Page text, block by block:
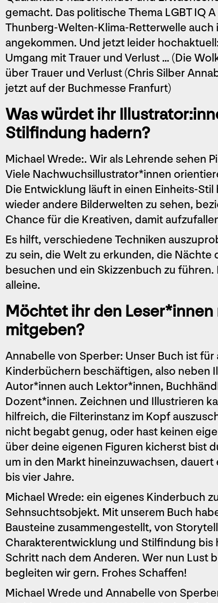
gemacht. Das politische Thema LGBT IQ
Thunberg-Welten-Klima-Retterwelle
angekommen. Und jetzt leider
Umgang mit Trauer und Verlust … (Die
über Trauer und Verlust (Chris Silber
jetzt auf der Buchmesse Franfurt)
Was würdet ihr
Stilfindung hadern?
Michael Wrede:. Wir als Lehrende sehen
Viele Nachwuchsillustrator*innen
Die Entwicklung läuft in einen Einheits-
wieder andere Bilderwelten zu sehen,
Chance für die Kreativen, damit
Es hilft, verschiedene Techniken
zu sein, die Welt zu erkunden, die Nächte
besuchen und ein Skizzenbuch zu
alleine.
Möchtet ihr den
mitgeben?
Annabelle von Sperber: Unser Buch ist
Kinderbüchern beschäftigen, also neben
Autor*innen auch Lektor*innen,
Dozent*innen. Zeichnen und Illustrieren
hilfreich, die Filterinstanz im Kopf
nicht begabt genug, oder hast keinen
über deine eigenen Figuren kicherst bist
um in den Markt hineinzuwachsen,
bis vier Jahre.
Michael Wrede: ein eigenes Kinderbuch
Sehnsuchtsobjekt. Mit unserem Buch
Bausteine zusammengestellt, von
Charakterentwicklung und Stilfindung bis
Schritt nach dem Anderen. Wer nun Lust
begleiten wir gern. Frohes Schaffen!
Michael Wrede und Annabelle von